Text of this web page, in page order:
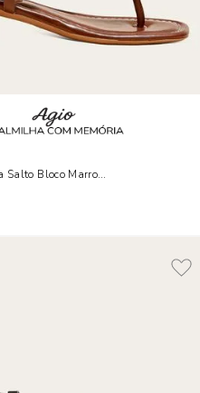
Bloco Marrom Coffee Tachas